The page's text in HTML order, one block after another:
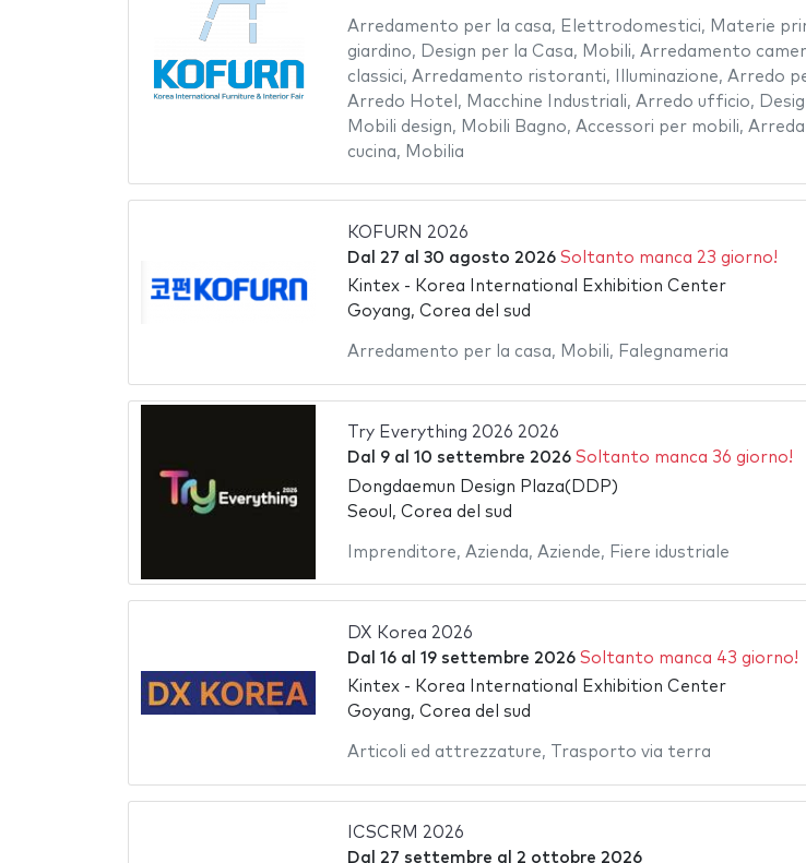
Arredamento per la casa, Elettrodomestici, Materie
giardino, Design per la Casa, Mobili, Arredamento
classici, Arredamento ristoranti, Illuminazione, Arredo
Arredo Hotel , Macchine Industriali, Arredo ufficio,
Mobili design, Mobili Bagno, Accessori per mobili,
cucina, Mobilia
KOFURN 2026
Dal 27 al 30 agosto 2026 Soltanto manca 23 giorno!
Kintex - Korea International Exhibition Center
Goyang, Corea del sud
Arredamento per la casa, Mobili, Falegnameria
Try Everything 2026 2026
Dal 9al 10 settembre 2026 Soltanto manca 36 giorno!
Dongdaemun Design Plaza(DDP)
Seoul, Corea del sud
Imprenditore, Azienda, Aziende, Fiere idustriale
DX Korea 2026
Dal 16al 19 settembre 2026 Soltanto manca 43 giorno!
Kintex - Korea International Exhibition Center
Goyang, Corea del sud
Articoli ed attrezzature, Trasporto via terra
ICSCRM 2026
Dal 27 settembre al 2 ottobre 2026